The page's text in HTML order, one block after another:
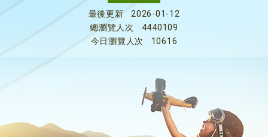
最後更新
2026-01-12
總瀏覽人次
4440109
今日瀏覽人次
10616